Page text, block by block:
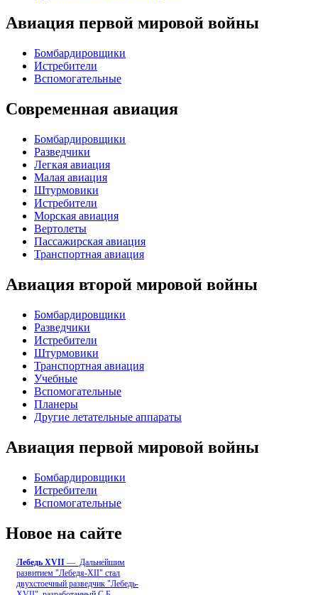
Авиация первой мировой войны
Бомбардировщики
Истребители
Вспомогательные
Современная авиация
Бомбардировщики
Разведчики
Легкая авиация
Малая авиация
Штурмовики
Истребители
Морская авиация
Вертолеты
Пассажирская авиация
Транспортная авиация
Авиация второй мировой войны
Бомбардировщики
Разведчики
Истребители
Штурмовики
Транспортная авиация
Учебные
Вспомогательные
Планеры
Другие летательные аппараты
Авиация первой мировой войны
Бомбардировщики
Истребители
Вспомогательные
Новое на сайте
Лебедь ХVII — Дальнейшим
развитием "Лебедя-ХII" стал
двухстоечный разведчик "Лебедь-